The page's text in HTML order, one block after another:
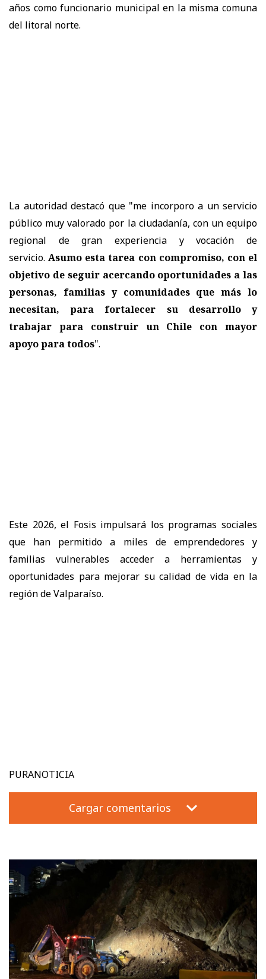
años como funcionario municipal en la misma comuna
del litoral norte.
La autoridad destacó que "me incorporo a un servicio
público muy valorado por la ciudadanía, con un equipo
regional de gran experiencia y vocación de
servicio. Asumo esta tarea con compromiso, con el
objetivo de seguir acercando oportunidades a las
personas, familias y comunidades que más lo
necesitan, para fortalecer su desarrollo y
trabajar para construir un Chile con mayor
apoyo para todos".
Este 2026, el Fosis impulsará los programas sociales
que han permitido a miles de emprendedores y
familias vulnerables acceder a herramientas y
oportunidades para mejorar su calidad de vida en la
región de Valparaíso.
PURANOTICIA
Cargar comentarios